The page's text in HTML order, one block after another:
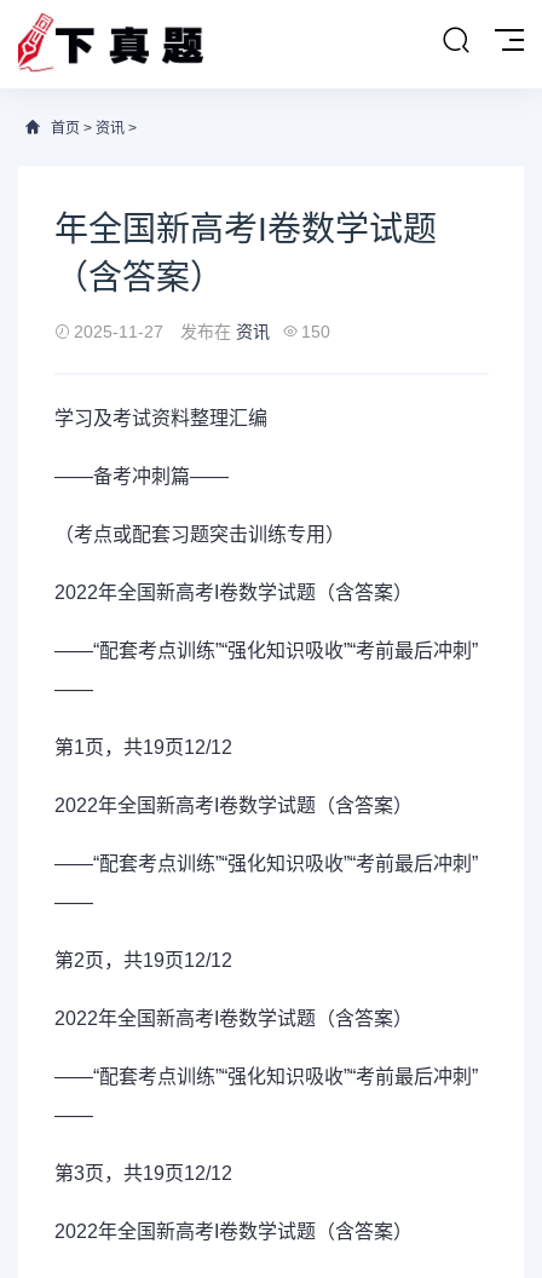
首页 > 资讯 >
年全国新高考I卷数学试题
（含答案）
2025-11-27 发布在 资讯 150
学习及考试资料整理汇编
——备考冲刺 篇——
（考点或配套习题突击训练专用）
2022年全国新高考I卷数学试题（含答案）
——“配套考点训练”“强化知识吸收”“考前最后冲刺”
——
第1页，共19页12/12
2022年全国新高考I卷数学试题（含答案）
——“配套考点训练”“强化知识吸收”“考前最后冲刺”
——
第2页，共19页12/12
2022年全国新高考I卷数学试题（含答案）
——“配套考点训练”“强化知识吸收”“考前最后冲刺”
——
第3页，共19页12/12
2022年全国新高考I卷数学试题（含答案）